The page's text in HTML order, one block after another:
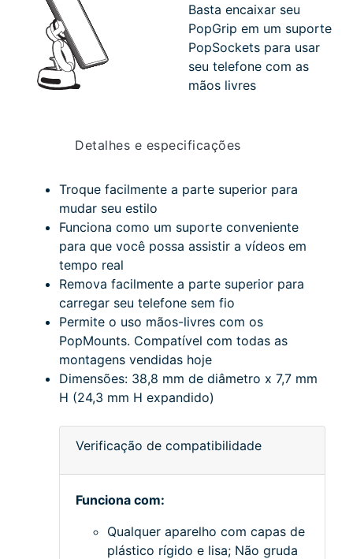
Basta encaixar seu
PopGrip em um suporte
PopSockets para usar
seu telefone com as
mãos livres
Detalhes e especificações
Troque facilmente a parte superior para
mudar seu estilo
Funciona como um suporte conveniente
para que você possa assistir a vídeos em
tempo real
Remova facilmente a parte superior para
carregar seu telefone sem fio
Permite o uso mãos-livres com os
PopMounts. Compatível com todas as
montagens vendidas hoje
Dimensões: 38,8 mm de diâmetro x 7,7 mm
H (24,3 mm H expandido)
Verificação de compatibilidade
Funciona com:
Qualquer aparelho com capas de
plástico rígido e lisa; Não gruda